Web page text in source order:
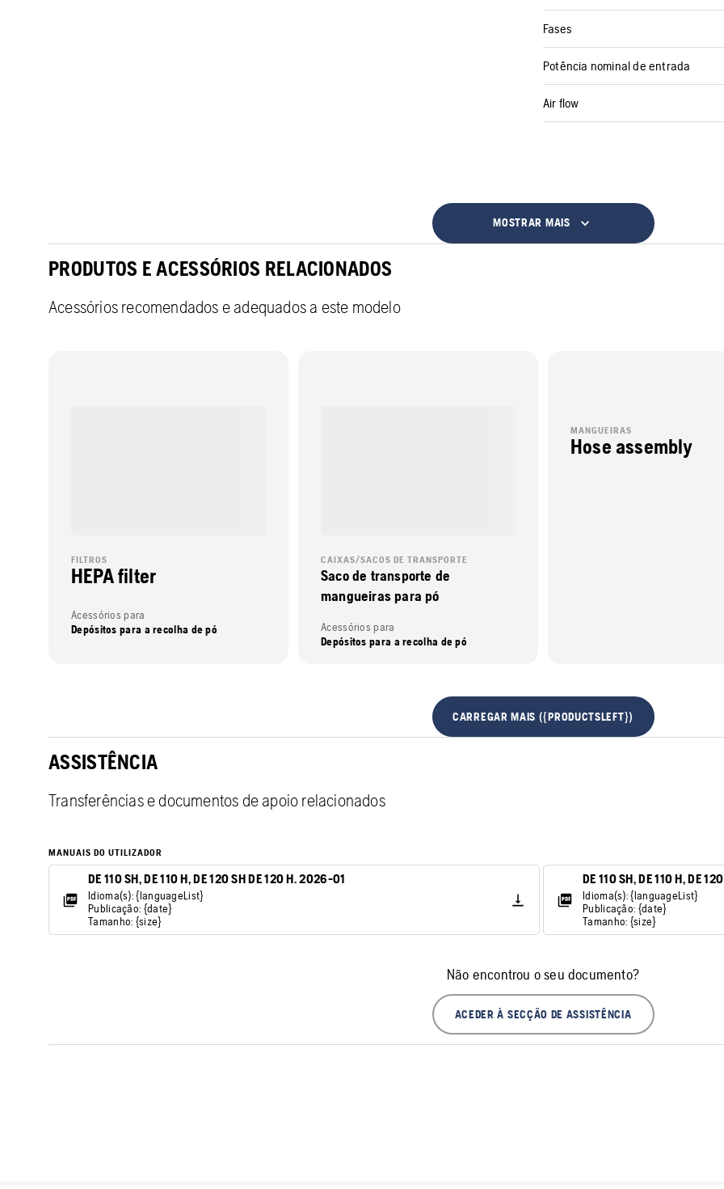
Fases
Potência nominal de entrada
Air flow
MOSTRAR MAIS
PRODUTOS E ACESSÓRIOS RELACIONADOS
Acessórios recomendados e adequados a este modelo
FILTROS
HEPA filter
Acessórios para
Depósitos para a recolha de pó
CAIXAS/SACOS DE TRANSPORTE
Saco de transporte de
mangueiras para pó
Acessórios para
Depósitos para a recolha de pó
MANGUEIRAS
Hose assembly
CARREGAR MAIS ({PRODUCTSLEFT})
ASSISTÊNCIA
Transferências e documentos de apoio relacionados
MANUAIS DO UTILIZADOR
DE 110 SH, DE 110 H, DE 120 SH DE 120 H. 2026-01
Idioma(s): {languageList}
Publicação: {date}
Tamanho: {size}
DE 110 SH, DE 110 H, DE
Idioma(s): {languageList}
Publicação: {date}
Tamanho: {size}
Não encontrou o seu documento?
ACEDER À SECÇÃO DE ASSISTÊNCIA